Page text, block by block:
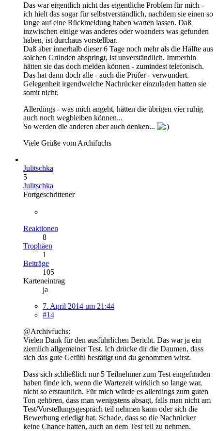
Das war eigentlich nicht das eigentliche Problem für mich -
ich hielt das sogar für selbstverständlich, nachdem sie einen so
lange auf eine Rückmeldung haben warten lassen. Daß
inzwischen einige was anderes oder woanders was gefunden
haben, ist durchaus vorstellbar.
Daß aber innerhalb dieser 6 Tage noch mehr als die Hälfte aus
solchen Gründen abspringt, ist unverständlich. Immerhin
hätten sie das doch melden können - zumindest telefonisch.
Das hat dann doch alle - auch die Prüfer - verwundert.
Gelegenheit irgendwelche Nachrücker einzuladen hatten sie
somit nicht.
Allerdings - was mich angeht, hätten die übrigen vier ruhig
auch noch wegbleiben können...
So werden die anderen aber auch denken...
Viele Grüße vom Archifuchs
Julitschka
5
Julitschka
Fortgeschrittener
Reaktionen
8
Trophäen
1
Beiträge
105
Karteneintrag
ja
7. April 2014 um 21:44
#14
@Archivfuchs:
Vielen Dank für den ausführlichen Bericht. Das war ja ein
ziemlich allgemeiner Test. Ich drücke dir die Daumen, dass
sich das gute Gefühl bestätigt und du genommen wirst.
Dass sich schließlich nur 5 Teilnehmer zum Test eingefunden
haben finde ich, wenn die Wartezeit wirklich so lange war,
nicht so erstaunlich. Für mich würde es allerdings zum guten
Ton gehören, dass man wenigstens absagt, falls man nicht am
Test/Vorstellungsgespräch teil nehmen kann oder sich die
Bewerbung erledigt hat. Schade, dass so die Nachrücker
keine Chance hatten, auch an dem Test teil zu nehmen.